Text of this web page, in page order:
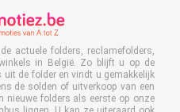
actuele folders, reclamefolders,
in België. Zo blijft u op de
de folder en vindt u gemakkelijk
de solden of uitverkoop van een
nieuwe folders als eerste op onze